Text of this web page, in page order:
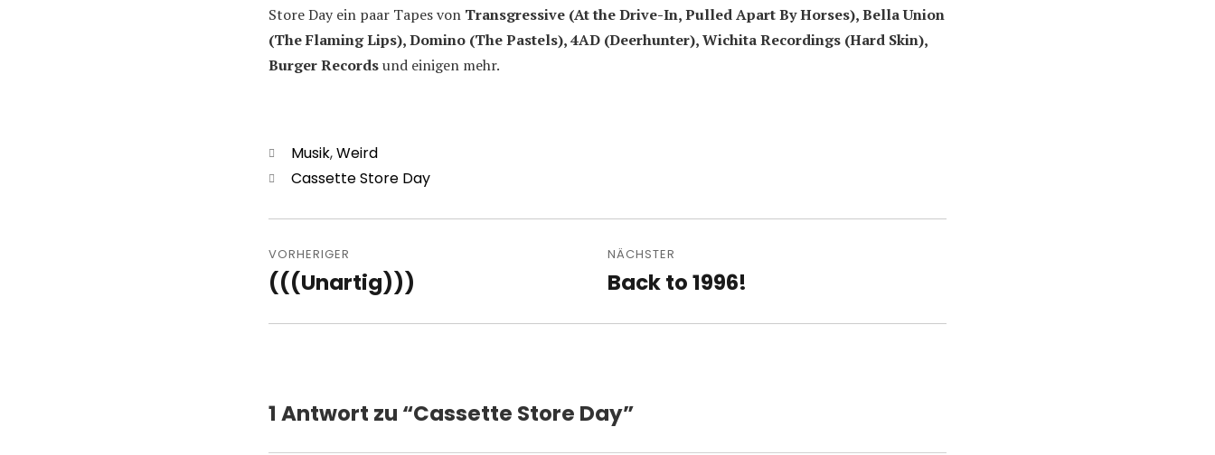
Store Day ein paar Tapes von Transgressive (At the Drive-In, Pulled Apart By Horses), Bella Union
(The Flaming Lips), Domino (The Pastels), 4AD (Deerhunter), Wichita Recordings (Hard Skin),
Burger Recordsund einigen mehr.
Kategorien
Musik,Weird
Schlagwörter
Cassette Store Day
VORHERIGER
Vorheriger
(((Unartig)))
NÄCHSTER
Nächster
Back to 1996!
1 Antwort zu “Cassette Store Day”